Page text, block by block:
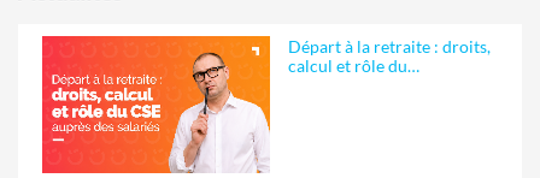
Départ à la retraite : droits,
calcul et rôle du…